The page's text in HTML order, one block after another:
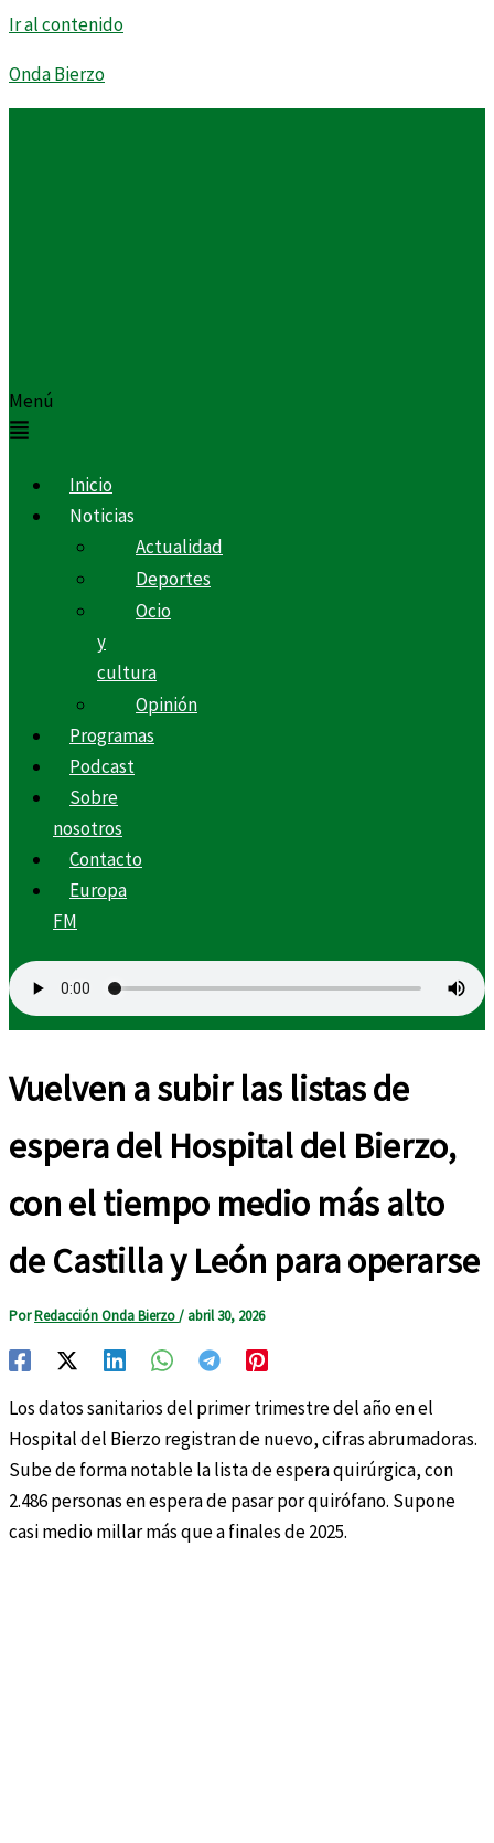
Ir al contenido
Onda Bierzo
Menú
Inicio
Noticias
Actualidad
Deportes
Ocio
y
cultura
Opinión
Programas
Podcast
Sobre
nosotros
Contacto
Europa
FM
Vuelven a subir las listas de
espera del Hospital del Bierzo,
con el tiempo medio más alto
de Castilla y León para operarse
PorRedacción Onda Bierzo/ abril 30, 2026
Los datos sanitarios del primer trimestre del año en el
Hospital del Bierzo registran de nuevo, cifras abrumadoras.
Sube de forma notable la lista de espera quirúrgica, con
2.486 personas en espera de pasar por quirófano. Supone
casi medio millar más que a finales de 2025.